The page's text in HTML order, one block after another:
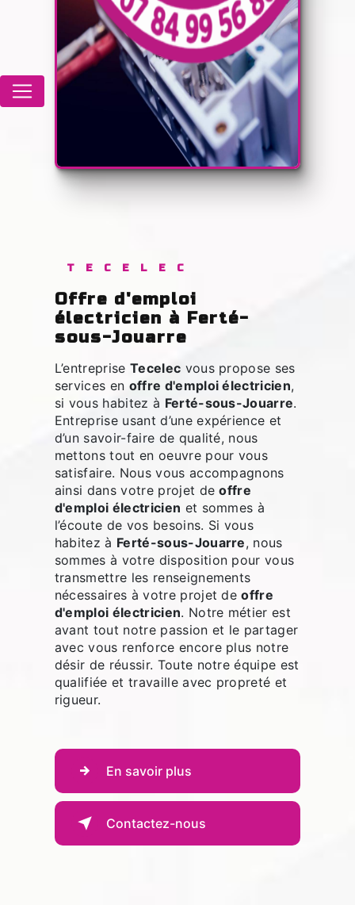
TECELEC
offre d'emploi
électricien à Ferté-
sous-Jouarre
L’entreprise Tecelec vous propose ses
services en offre d'emploi électricien,
si vous habitez à Ferté-sous-Jouarre.
Entreprise usant d’une expérience et
d’un savoir-faire de qualité, nous
mettons tout en oeuvre pour vous
satisfaire. Nous vous accompagnons
ainsi dans votre projet deoffre
d'emploi électricien et sommes à
l’écoute de vos besoins. Si vous
habitez à Ferté-sous-Jouarre, nous
sommes à votre disposition pour vous
transmettre les renseignements
nécessaires à votre projet deoffre
d'emploi électricien. Notre métier est
avant tout notre passion et le partager
avec vous renforce encore plus notre
désir de réussir. Toute notre équipe est
qualifiée et travaille avec propreté et
rigueur.
En savoir plus
Contactez-nous